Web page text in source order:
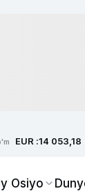
EUR :14 053,18
Osiyo